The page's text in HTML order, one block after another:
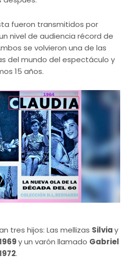
fueron transmitidos por
nivel de audiencia récord de
se volvieron una de las
del mundo del espectáculo y
15 años.
tres hijos: Las mellizas Silviay
y un varón llamado Gabriel
.